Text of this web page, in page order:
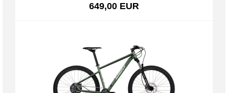
649,00 EUR